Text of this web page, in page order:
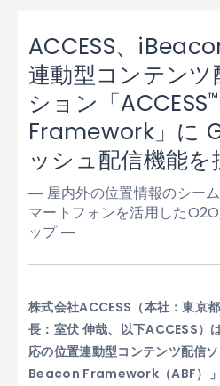
ACCESS、
連動型コンテンツ
ション「ACCESS™
Framework」に
ッシュ配信機能を
― 屋内外の位置情報のシー
マートフォンを活用した
ップ ―
株式会社ACCESS（本社：東京
長：室伏 伸哉、以下ACCESS
応の位置連動型コンテンツ配信
Beacon Framework（ABF）」